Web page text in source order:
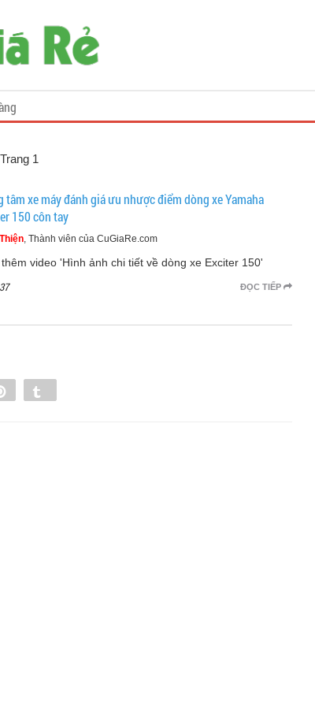
1
tâm xe máy đánh giá ưu nhược điểm dòng xe Yamaha
150 côn tay
, Thành viên của CuGiaRe.com
video 'Hình ảnh chi tiết về dòng xe Exciter 150'
ĐỌC TIẾP